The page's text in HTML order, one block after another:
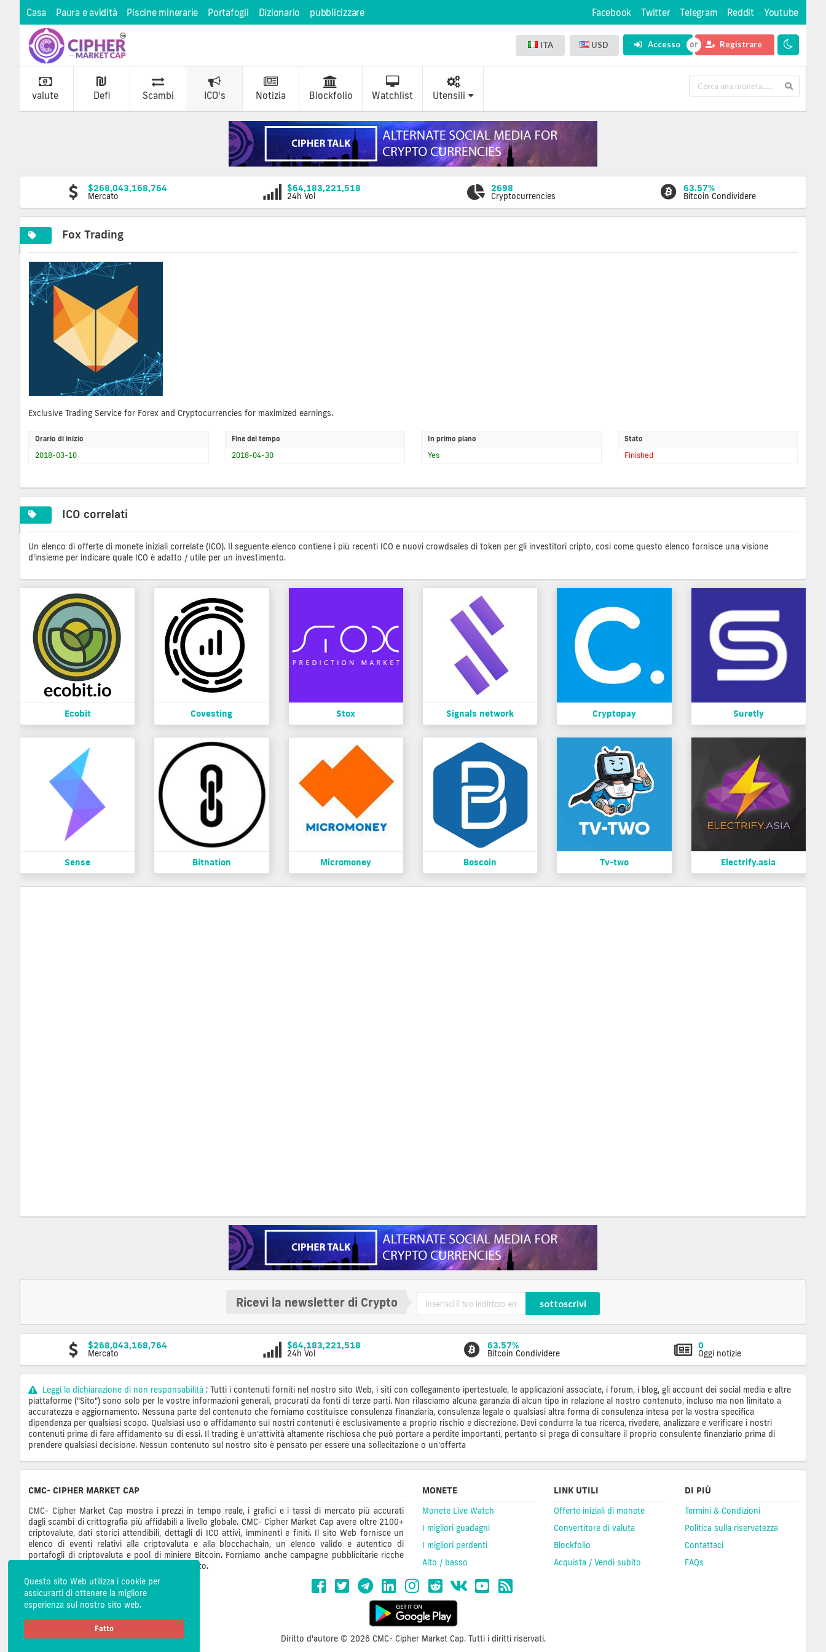
Questo sito Web utilizza i cookie per
assicurarti di ottenere la migliore
esperienza sul nostro sito web.
Fatto
Casa Paura e avidità Piscine minerarie Portafogli Dizionario pubblicizzare Facebook Twitter Telegram Reddit Youtube
ITA USD Accesso Registrare
valute Defi Scambi ICO's Notizia Blockfolio Watchlist Utensili
$268,043,168,764
Mercato
$64,183,221,518
24h Vol
2698
Cryptocurrencies
63.57%
Bitcoin Condividere
Fox Trading
Exclusive Trading Service for Forex and Cryptocurrencies for maximized earnings.
Orario di inizio
2018-03-10
Fine del tempo
2018-04-30
In primo piano
Yes
Stato
Finished
ICO correlati
Un elenco di offerte di monete iniziali correlate (ICO). Il seguente elenco contiene i più recenti ICO e nuovi crowdsales di token per gli investitori cripto, così come questo elenco fornisce una visione
d'insieme per indicare quale ICO è adatto / utile per un investimento.
Ecobit Covesting Stox Signals network Cryptopay Suretly
Sense Bitnation Micromoney Boscoin Tv-two Electrify.asia
Ricevi la newsletter di Crypto sottoscrivi
$268,043,168,764
Mercato
$64,183,221,518
24h Vol
63.57%
Bitcoin Condividere
0
Oggi notizie
Leggi la dichiarazione di non responsabilità : Tutti i contenuti forniti nel nostro sito Web, i siti con collegamento ipertestuale, le applicazioni associate, i forum, i blog, gli account dei social media e altre
piattaforme ("Sito") sono solo per le vostre informazioni generali, procurati da fonti di terze parti. Non rilasciamo alcuna garanzia di alcun tipo in relazione al nostro contenuto, incluso ma non limitato a
accuratezza e aggiornamento. Nessuna parte del contenuto che forniamo costituisce consulenza finanziaria, consulenza legale o qualsiasi altra forma di consulenza intesa per la vostra specifica
dipendenza per qualsiasi scopo. Qualsiasi uso o affidamento sui nostri contenuti è esclusivamente a proprio rischio e discrezione. Devi condurre la tua ricerca, rivedere, analizzare e verificare i nostri
contenuti prima di fare affidamento su di essi. Il trading è un'attività altamente rischiosa che può portare a perdite importanti, pertanto si prega di consultare il proprio consulente finanziario prima di
prendere qualsiasi decisione. Nessun contenuto sul nostro sito è pensato per essere una sollecitazione o un'offerta
CMC- CIPHER MARKET CAP
CMC- Cipher Market Cap mostra i prezzi in tempo reale, i grafici e i tassi di mercato più accurati
dagli scambi di crittografia più affidabili a livello globale. CMC- Cipher Market Cap avere oltre 2100+
criptovalute, dati storici attendibili, dettagli di ICO attivi, imminenti e finiti. Il sito Web fornisce un
elenco di eventi relativi alla criptovaluta e alla blocchachain, un elenco valido e autentico di
portafogli di criptovaluta e pool di miniere Bitcoin. Forniamo anche campagne pubblicitarie ricche
per pubblicizzare il tuo business su questo sito.
MONETE
Monete Live Watch
I migliori guadagni
I migliori perdenti
Alto / basso
LINK UTILI
Offerte iniziali di monete
Convertitore di valuta
Blockfolio
Acquista / Vendi subito
DI PIÙ
Termini & Condizioni
Politica sulla riservatezza
Contattaci
FAQs
Diritto d'autore © 2026 CMC- Cipher Market Cap. Tutti i diritti riservati.